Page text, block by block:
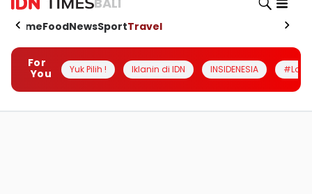
HomeFoodNewsSportTravel
For
You
Yuk Pilih ! Iklanin di IDN INSIDENESIA